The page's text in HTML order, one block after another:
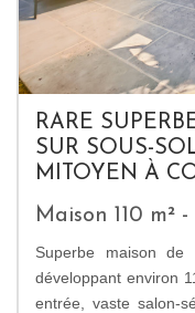
RARE
SUR SOUS-
MITOYEN À
Maison 110 m²
Superbe maison de
développant environ
entrée, vaste salon-